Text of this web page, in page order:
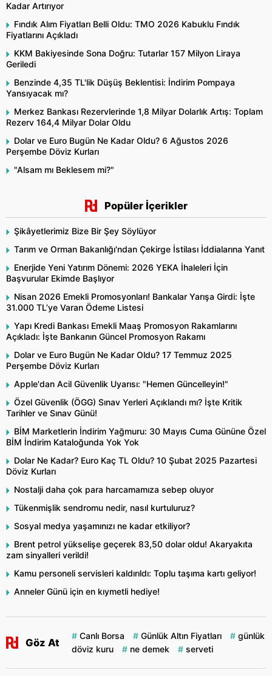
Kadar Artırıyor
Fındık Alım Fiyatları Belli Oldu: TMO 2026 Kabuklu Fındık
Fiyatlarını Açıkladı
KKM Bakiyesinde Sona Doğru: Tutarlar 157 Milyon Liraya
Geriledi
Benzinde 4,35 TL'lik Düşüş Beklentisi: İndirim Pompaya
Yansıyacak mı?
Merkez Bankası Rezervlerinde 1,8 Milyar Dolarlık Artış: Toplam
Rezerv 164,4 Milyar Dolar Oldu
Dolar ve Euro Bugün Ne Kadar Oldu? 6 Ağustos 2026
Perşembe Döviz Kurları
"Alsam mı Beklesem mi?"
Popüler İçerikler
Şikâyetlerimiz Bize Bir Şey Söylüyor
Tarım ve Orman Bakanlığı'ndan Çekirge İstilası İddialarına Yanıt
Enerjide Yeni Yatırım Dönemi: 2026 YEKA İhaleleri İçin
Başvurular Ekimde Başlıyor
Nisan 2026 Emekli Promosyonları! Bankalar Yarışa Girdi: İşte
31.000 TL’ye Varan Ödeme Listesi
Yapı Kredi Bankası Emekli Maaş Promosyon Rakamlarını
Açıkladı: İşte Bankanın Güncel Promosyon Rakamı
Dolar ve Euro Bugün Ne Kadar Oldu? 17 Temmuz 2025
Perşembe Döviz Kurları
Apple'dan Acil Güvenlik Uyarısı: "Hemen Güncelleyin!"
Özel Güvenlik (ÖGG) Sınav Yerleri Açıklandı mı? İşte Kritik
Tarihler ve Sınav Günü!
BİM Marketlerin İndirim Yağmuru: 30 Mayıs Cuma Gününe Özel
BİM İndirim Kataloğunda Yok Yok
Dolar Ne Kadar? Euro Kaç TL Oldu? 10 Şubat 2025 Pazartesi
Döviz Kurları
Nostalji daha çok para harcamamıza sebep oluyor
Tükenmişlik sendromu nedir, nasıl kurtuluruz?
Sosyal medya yaşamınızı ne kadar etkiliyor?
Brent petrol yükselişe geçerek 83,50 dolar oldu! Akaryakıta
zam sinyalleri verildi!
Kamu personeli servisleri kaldırıldı: Toplu taşıma kartı geliyor!
Anneler Günü için en kıymetli hediye!
Göz At
Canlı Borsa Günlük Altın Fiyatları
günlük
döviz kuru
ne demek serveti